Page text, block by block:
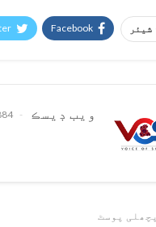
شیئر Facebook
ويب ڊيسڪ
پچھلی پوسٹ